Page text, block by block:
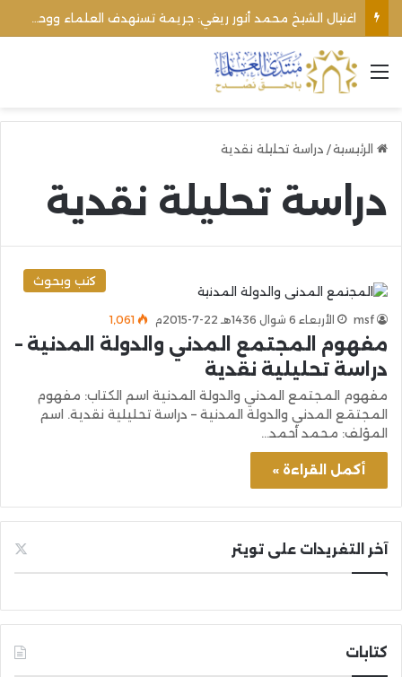
القائمة
الرئيسية/ دراسة تحليلة نقدية
دراسة تحليلة نقدية
كتب وبحوث
msf الأربعاء 6 شوال 1436هـ 22-7-2015م 1٬061
مفهوم المجتمع المدني والدولة المدنية –
دراسة تحليلية نقدية
مفهوم المجتمع المدني والدولة المدنية اسم الكتاب: مفهوم
المجتمَع المدني والدولة المدنية – دراسة تحليلية نقدية. اسم
المؤلف: محمد أحمد…
أكمل القراءة »
آخر التغريدات على تويتر
كتابات